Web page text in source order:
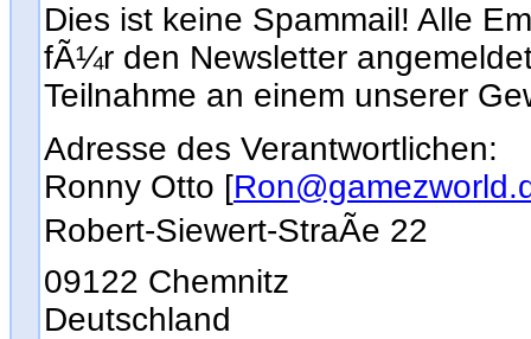
Dies ist keine Spammail! Alle
fÃ¼r den Newsletter
Teilnahme an einem unserer
Adresse des Verantwortlichen:
Ronny Otto [
Robert-Siewert-StraÃe 22
09122 Chemnitz
Deutschland